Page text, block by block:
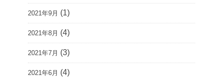
2021年9月 (1)
2021年8月 (4)
2021年7月 (3)
2021年6月 (4)